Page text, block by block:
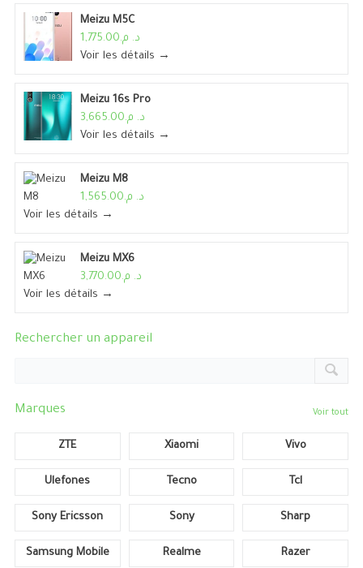
Meizu M5C
د. م.1,775.00
Voir les détails →
Meizu 16s Pro
د. م.3,665.00
Voir les détails →
Meizu M8
د. م.1,565.00
Voir les détails →
Meizu MX6
د. م.3,770.00
Voir les détails →
Rechercher un appareil
Marques Voir tout
ZTE Xiaomi Vivo
Ulefones Tecno Tcl
Sony Ericsson Sony Sharp
Samsung Mobile Realme Razer